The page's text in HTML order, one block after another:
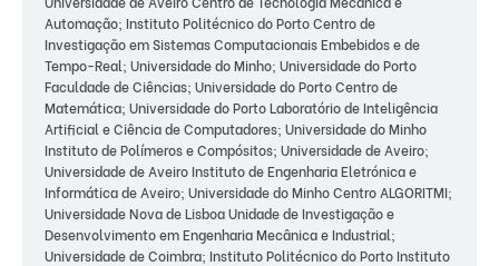
Automação; Instituto Politécnico do Porto Centro de
Investigação em Sistemas Computacionais Embebidos e de
Tempo-Real; Universidade do Minho; Universidade do Porto
Faculdade de Ciências; Universidade do Porto Centro de
Matemática; Universidade do Porto Laboratório de Inteligência
Artificial e Ciência de Computadores; Universidade do Minho
Instituto de Polímeros e Compósitos; Universidade de Aveiro;
Universidade de Aveiro Instituto de Engenharia Eletrónica e
Informática de Aveiro; Universidade do Minho Centro ALGORITMI;
Universidade Nova de Lisboa Unidade de Investigação e
Desenvolvimento em Engenharia Mecânica e Industrial;
Universidade de Coimbra; Instituto Politécnico do Porto Instituto